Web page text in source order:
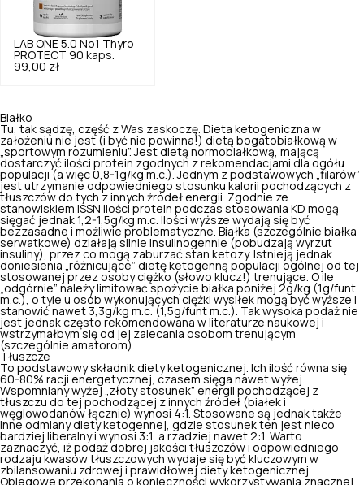
LAB ONE 5.0 No1 Thyro
PROTECT 90 kaps.
99,00 zł
Białko
Tu, tak sądzę, część z Was zaskoczę. Dieta ketogeniczna w
założeniu nie jest (i być nie powinna!) dietą bogatobiałkową w
„sportowym rozumieniu”. Jest dietą normobiałkową, mającą
dostarczyć ilości protein zgodnych z rekomendacjami dla ogółu
populacji (a więc 0,8-1g/kg m.c.). Jednym z podstawowych „filarów”
jest utrzymanie odpowiedniego stosunku kalorii pochodzących z
tłuszczów do tych z innych źródeł energii. Zgodnie ze
stanowiskiem ISSN ilości protein podczas stosowania KD mogą
sięgać jednak 1,2-1,5g/kg m.c. Ilości wyższe wydają się być
bezzasadne i możliwie problematyczne. Białka (szczególnie białka
serwatkowe) działają silnie insulinogennie (pobudzają wyrzut
insuliny), przez co mogą zaburzać stan ketozy. Istnieją jednak
doniesienia „różnicujące” dietę ketogenną populacji ogólnej od tej
stosowanej przez osoby ciężko (słowo klucz!) trenujące. O ile
„odgórnie” należy limitować spożycie białka poniżej 2g/kg (1g/funt
m.c.), o tyle u osób wykonujących ciężki wysiłek mogą być wyższe i
stanowić nawet 3,3g/kg m.c. (1,5g/funt m.c.). Tak wysoka podaż nie
jest jednak często rekomendowana w literaturze naukowej i
wstrzymałbym się od jej zalecania osobom trenującym
(szczególnie amatorom).
Tłuszcze
To podstawowy składnik diety ketogenicznej. Ich ilość równa się
60-80% racji energetycznej, czasem sięga nawet wyżej.
Wspomniany wyżej „złoty stosunek” energii pochodzącej z
tłuszczu do tej pochodzącej z innych źródeł (białek i
węglowodanów łącznie) wynosi 4:1. Stosowane są jednak także
inne odmiany diety ketogennej, gdzie stosunek ten jest nieco
bardziej liberalny i wynosi 3:1, a rzadziej nawet 2:1. Warto
zaznaczyć, iż podaż dobrej jakości tłuszczów i odpowiedniego
rodzaju kwasów tłuszczowych wydaje się być kluczowym w
zbilansowaniu zdrowej i prawidłowej diety ketogenicznej.
Obiegowe przekonania o konieczności wykorzystywania znacznej